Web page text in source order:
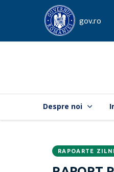
gov.ro
Despre noi
CATEGORIA:
RAPOARTE
Data
publicării: